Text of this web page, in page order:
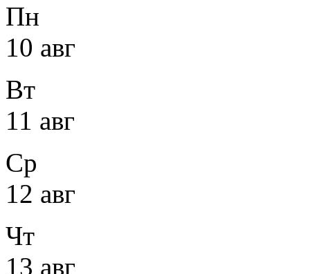
Пн
10 авг
Вт
11 авг
Ср
12 авг
Чт
13 авг